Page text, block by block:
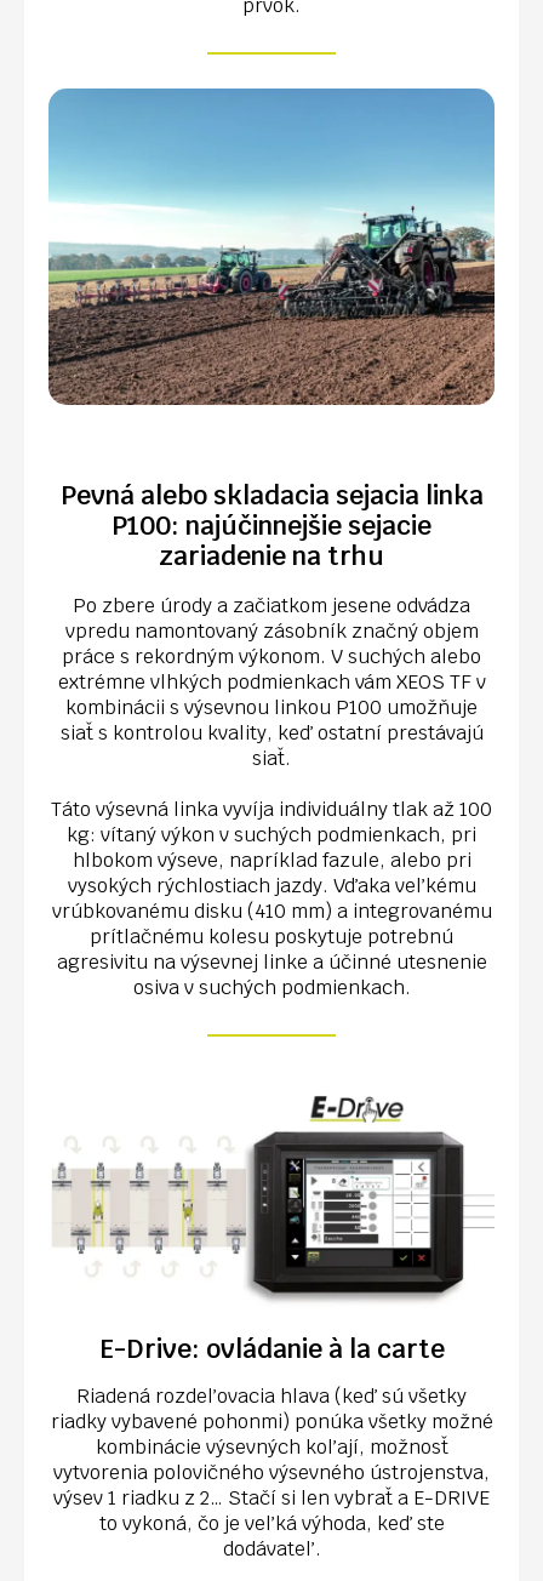
prvok.
Pevná alebo skladacia sejacia linka
P100: najúčinnejšie sejacie
zariadenie na trhu
Po zbere úrody a začiatkom jesene odvádza
vpredu namontovaný zásobník značný objem
práce s rekordným výkonom. V suchých alebo
extrémne vlhkých podmienkach vám XEOS TF v
kombinácii s výsevnou linkou P100 umožňuje
siať s kontrolou kvality, keď ostatní prestávajú
siať.
Táto výsevná linka vyvíja individuálny tlak až 100
kg: vítaný výkon v suchých podmienkach, pri
hlbokom výseve, napríklad fazule, alebo pri
vysokých rýchlostiach jazdy. Vďaka veľkému
vrúbkovanému disku (410 mm) a integrovanému
prítlačnému kolesu poskytuje potrebnú
agresivitu na výsevnej linke a účinné utesnenie
osiva v suchých podmienkach.
E-Drive: ovládanie à la carte
Riadená rozdeľovacia hlava (keď sú všetky
riadky vybavené pohonmi) ponúka všetky možné
kombinácie výsevných koľají, možnosť
vytvorenia polovičného výsevného ústrojenstva,
výsev 1 riadku z 2… Stačí si len vybrať a E-DRIVE
to vykoná, čo je veľká výhoda, keď ste
dodávateľ.